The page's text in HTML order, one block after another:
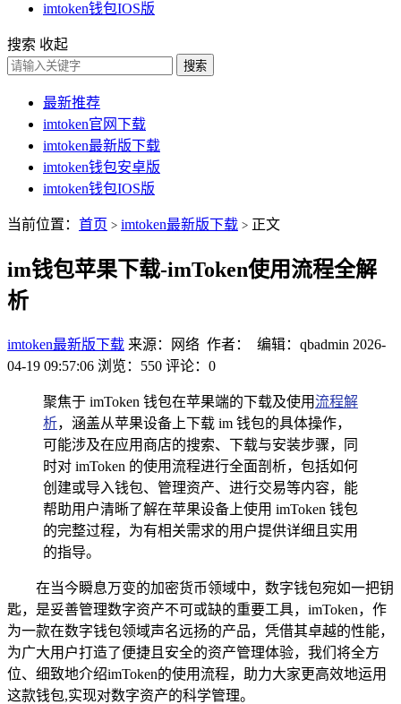
imtoken钱包IOS版
搜索 收起
搜索
最新推荐
imtoken官网下载
imtoken最新版下载
imtoken钱包安卓版
imtoken钱包IOS版
当前位置： 首页 > imtoken最新版下载 > 正文
im钱包苹果下载-imToken使用流程全解
析
imtoken最新版下载 来源：网络 作者： 编辑：qbadmin 2026-
04-19 09:57:06 浏览：550 评论：0
聚焦于 imToken 钱包在苹果端的下载及使用流程解
析，涵盖从苹果设备上下载 im 钱包的具体操作，
可能涉及在应用商店的搜索、下载与安装步骤，同
时对 imToken 的使用流程进行全面剖析，包括如何
创建或导入钱包、管理资产、进行交易等内容，能
帮助用户清晰了解在苹果设备上使用 imToken 钱包
的完整过程，为有相关需求的用户提供详细且实用
的指导。
在当今瞬息万变的加密货币领域中，数字钱包宛如一把钥
匙，是妥善管理数字资产不可或缺的重要工具，imToken，作
为一款在数字钱包领域声名远扬的产品，凭借其卓越的性能，
为广大用户打造了便捷且安全的资产管理体验，我们将全方
位、细致地介绍imToken的使用流程，助力大家更高效地运用
这款钱包,实现对数字资产的科学管理。